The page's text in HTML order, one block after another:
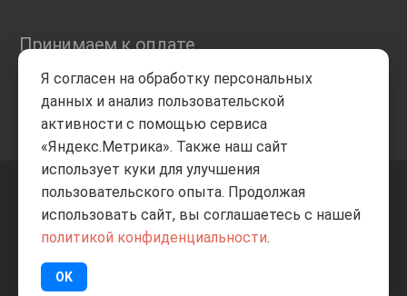
Принимаем к оплате
+7 8332205-805 ВВЕРХ
ИП Баранов А.С. 2026
Я согласен на обработку персональных
данных и анализ пользовательской
активности с помощью сервиса
«Яндекс.Метрика». Также наш сайт
использует куки для улучшения
пользовательского опыта. Продолжая
использовать сайт, вы соглашаетесь с нашей
политикой конфиденциальности.
OK